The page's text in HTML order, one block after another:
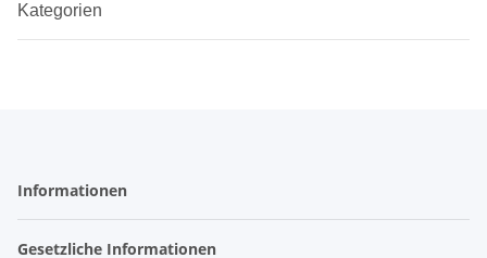
Kategorien
Informationen
Gesetzliche Informationen